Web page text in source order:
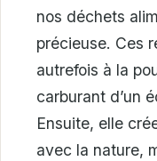
nos déchets
précieuse. Ces
autrefois à la
carburant d’un
Ensuite, elle
avec la nature,